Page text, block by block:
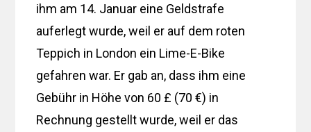
ihm am 14. Januar eine Geldstrafe
auferlegt wurde, weil er auf dem roten
Teppich in London ein Lime-E-Bike
gefahren war. Er gab an, dass ihm eine
Gebühr in Höhe von 60 £ (70 €) in
Rechnung gestellt wurde, weil er das